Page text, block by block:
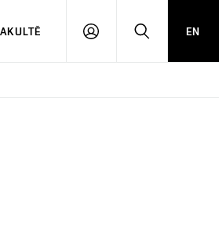
PŘIHLÁSITHLEDAT
EN